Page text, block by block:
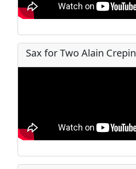
Sax for Two Alain Crepin